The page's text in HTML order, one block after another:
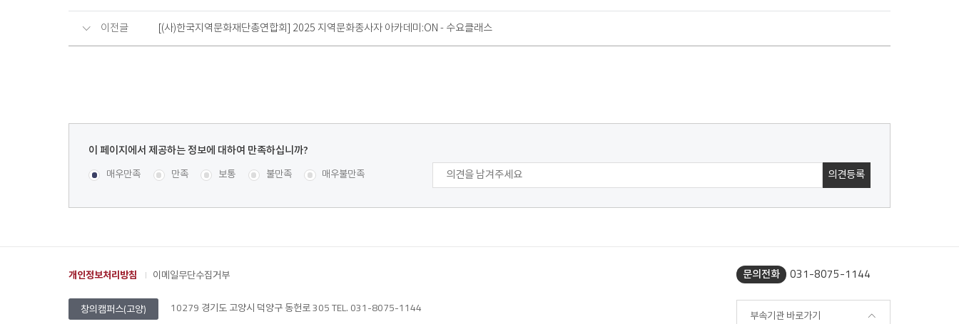
이전글 [(사)한국지역문화재단총연합회] 2025 지역문화종사자 아카데미:ON - 수요클래스
이
이
하
정
매우만족 만족 보통 불만족 매우불만족
개인정보처리방침 이메일무단수집거부 문의전화 031-8075-1144
부속기관 바로가기
창의캠퍼스(고양) 10279 경기도 고양시 덕양구 동헌로 305 TEL. 031-8075-1144